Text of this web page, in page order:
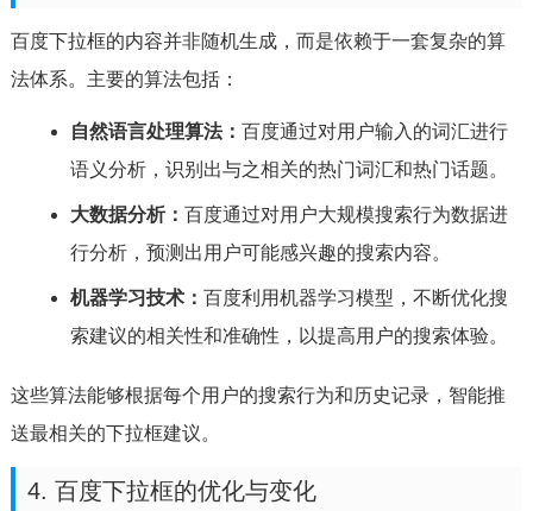
百度下拉框的内容并非随机生成，而是依赖于一套复杂的算
法体系。主要的算法包括：
自然语言处理算法： 百度通过对用户输入的词汇进行
语义分析，识别出与之相关的热门词汇和热门话题。
大数据分析： 百度通过对用户大规模搜索行为数据进
行分析，预测出用户可能感兴趣的搜索内容。
机器学习技术： 百度利用机器学习模型，不断优化搜
索建议的相关性和准确性，以提高用户的搜索体验。
这些算法能够根据每个用户的搜索行为和历史记录，智能推
送最相关的下拉框建议。
4. 百度下拉框的优化与变化